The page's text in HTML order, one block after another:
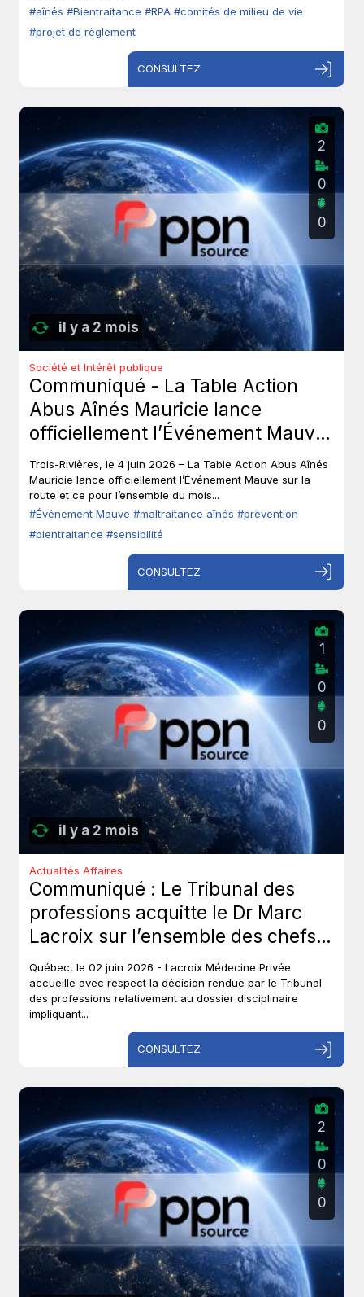
#aînés #Bientraitance #RPA #comités de milieu de vie
#projet de règlement
CONSULTEZ
il y a 2 mois
2
0
0
Société et Intérêt publique
Communiqué - La Table Action
Abus Aînés Mauricie lance
officiellement l’Événement Mauve
sur la route.
Trois-Rivières, le 4 juin 2026 – La Table Action Abus Aînés
Mauricie lance officiellement l’Événement Mauve sur la
route et ce pour l’ensemble du mois...
#Événement Mauve #maltraitance aînés #prévention
#bientraitance #sensibilité
CONSULTEZ
il y a 2 mois
1
0
0
Actualités Affaires
Communiqué : Le Tribunal des
professions acquitte le Dr Marc
Lacroix sur l’ensemble des chefs
et met un terme à près de six ans
de procédures disciplinaires.
Québec, le 02 juin 2026 - Lacroix Médecine Privée
accueille avec respect la décision rendue par le Tribunal
des professions relativement au dossier disciplinaire
impliquant...
CONSULTEZ
2
0
0